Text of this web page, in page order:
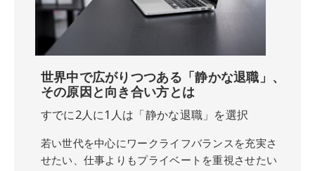
世界中で広がりつつある「静かな退職」、
その原因と向き合い方とは
すでに2人に1人は「静かな退職」を選択
若い世代を中心にワークライフバランスを充実さ
せたい、仕事よりもプライベートを重視させたい